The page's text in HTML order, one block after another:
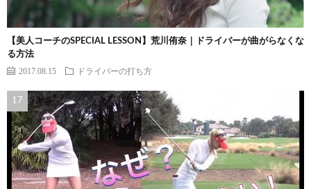
【美人コーチのSPECIAL LESSON】荒川侑奈｜ドライバーが曲がらなくな
る方法
2017.08.15 ドライバーの打ち方